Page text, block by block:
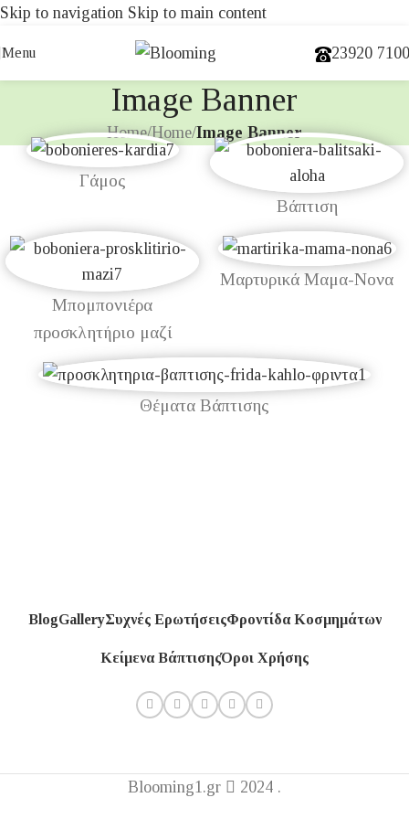
Skip to navigation Skip to main content
Menu 23920
Image Banner
Home/Home/Image Banner
Γάμος
Βάπτιση
Μπομπονιέρα
προσκλητήριο μαζί
Μαρτυρικά Μαμα-Νονα
Θέματα Βάπτισης
BlogGalleryΣυχνές ΕρωτήσειςΦροντίδα Κοσμημάτων
Κείμενα ΒάπτισηςΌροι Χρήσης
Blooming1.gr
2024 .